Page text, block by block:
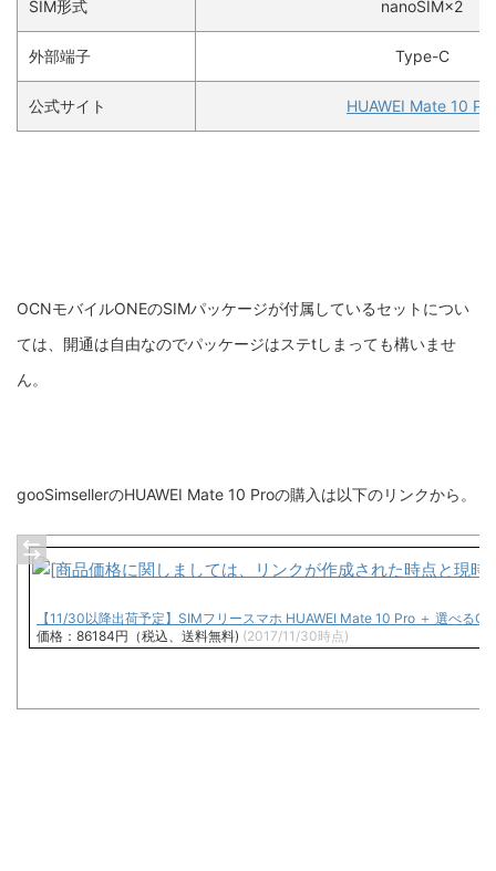
SIM形式 nanoSIM×2
外部端子 Type-C
公式サイト HUAWEI Mate 10 Pro
OCNモバイルONEのSIMパッケージが付属しているセットについ
ては、開通は自由なのでパッケージはステtしまっても構いませ
ん。
gooSimsellerのHUAWEI Mate 10 Proの購入は以下のリンクから。
【11/30以降出荷予定】SIMフリースマホ HUAWEI Mate 10 Pro ＋ 選べる
価格：86184円（税込、送料無料) (2017/11/30時点)